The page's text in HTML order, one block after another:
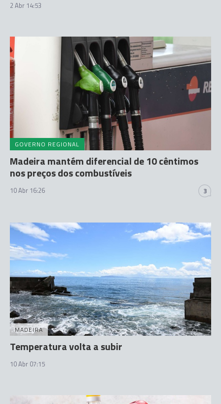
2 Abr 14:53
GOVERNO REGIONAL
Madeira mantém diferencial de 10 cêntimos
nos preços dos combustíveis
10 Abr 16:26 3
MADEIRA
Temperatura volta a subir
10 Abr 07:15